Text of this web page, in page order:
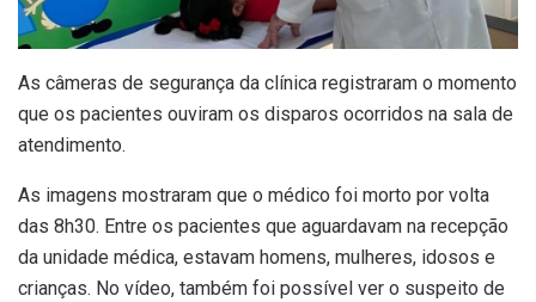
As câmeras de segurança da clínica registraram o momento
que os pacientes ouviram os disparos ocorridos na sala de
atendimento.
As imagens mostraram que o médico foi morto por volta
das 8h30. Entre os pacientes que aguardavam na recepção
da unidade médica, estavam homens, mulheres, idosos e
crianças. No vídeo, também foi possível ver o suspeito de